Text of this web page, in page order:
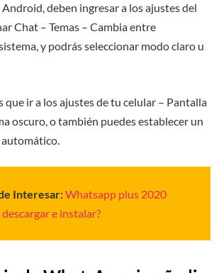
deben ingresar a los ajustes del
Chat – Temas – Cambia entre
y podrás seleccionar modo claro u
que ir a los ajustes de tu celular – Pantalla
oscuro, o también puedes establecer un
automático.
Interesar: Whatsapp plus 2020
descargar e instalar?